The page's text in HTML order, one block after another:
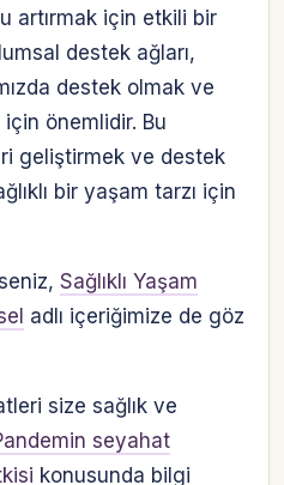
artırmak için etkili bir
destek ağları,
destek olmak ve
önemlidir. Bu
geliştirmek ve destek
bir yaşam tarzı için
Sağlıklı Yaşam
adlı içeriğimize de göz
size sağlık ve
seyahat
konusunda bilgi